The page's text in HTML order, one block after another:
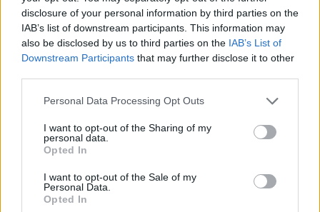
disclosure of your personal information by third parties on the
IAB’s list of downstream participants. This information may
also be disclosed by us to third parties on the IAB’s List of
Downstream Participants that may further disclose it to other
Personal Data Processing Opt Outs
I want to opt-out of the Sharing of my
personal data.
Opted In
I want to opt-out of the Sale of my
Personal Data.
Opted In